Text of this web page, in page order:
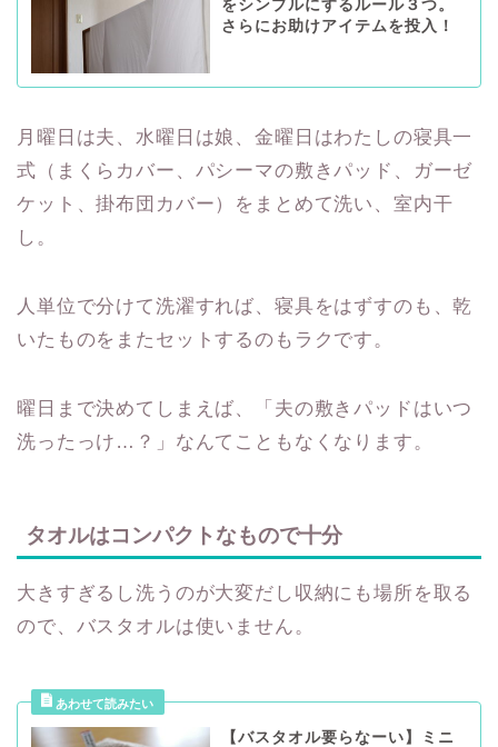
をシンプルにするルール３つ。
さらにお助けアイテムを投入！
月曜日は夫、水曜日は娘、金曜日はわたしの寝具一
式（まくらカバー、パシーマの敷きパッド、ガーゼ
ケット、掛布団カバー）をまとめて洗い、室内干
し。
人単位で分けて洗濯すれば、寝具をはずすのも、乾
いたものをまたセットするのもラクです。
曜日まで決めてしまえば、「夫の敷きパッドはいつ
洗ったっけ…？」なんてこともなくなります。
タオルはコンパクトなもので十分
大きすぎるし洗うのが大変だし収納にも場所を取る
ので、バスタオルは使いません。
【バスタオル要らなーい】ミニ